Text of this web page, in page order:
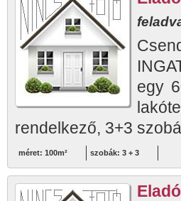
egy
rendelkező, 3+3
méret: 100m² szobák: 3 + 3